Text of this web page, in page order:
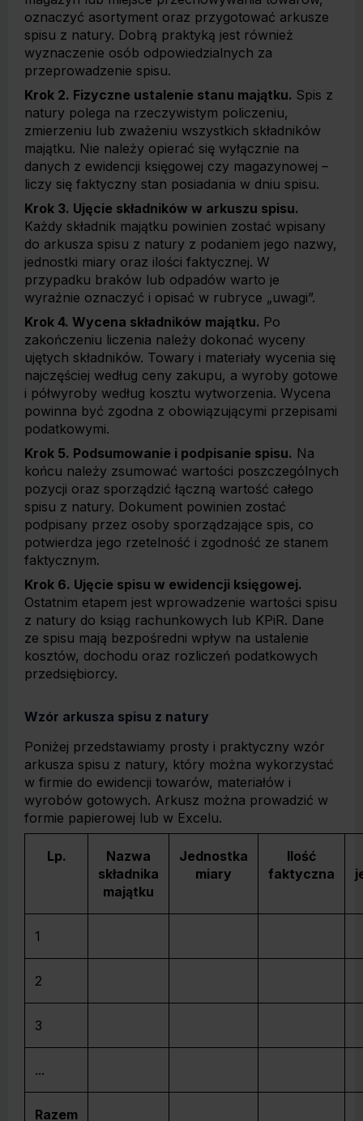
oznaczyć asortyment oraz przygotować arkusze
spisu z natury. Dobrą praktyką jest również
wyznaczenie osób odpowiedzialnych za
przeprowadzenie spisu.
Krok 2. Fizyczne ustalenie stanu majątku. Spis z
natury polega na rzeczywistym policzeniu,
zmierzeniu lub zważeniu wszystkich składników
majątku. Nie należy opierać się wyłącznie na
danych z ewidencji księgowej czy magazynowej –
liczy się faktyczny stan posiadania w dniu spisu.
Krok 3. Ujęcie składników w arkuszu spisu.
Każdy składnik majątku powinien zostać wpisany
do arkusza spisu z natury z podaniem jego nazwy,
jednostki miary oraz ilości faktycznej. W
przypadku braków lub odpadów warto je
wyraźnie oznaczyć i opisać w rubryce „uwagi”.
Krok 4. Wycena składników majątku. Po
zakończeniu liczenia należy dokonać wyceny
ujętych składników. Towary i materiały wycenia się
najczęściej według ceny zakupu, a wyroby gotowe
i półwyroby według kosztu wytworzenia. Wycena
powinna być zgodna z obowiązującymi przepisami
podatkowymi.
Krok 5. Podsumowanie i podpisanie spisu. Na
końcu należy zsumować wartości poszczególnych
pozycji oraz sporządzić łączną wartość całego
spisu z natury. Dokument powinien zostać
podpisany przez osoby sporządzające spis, co
potwierdza jego rzetelność i zgodność ze stanem
faktycznym.
Krok 6. Ujęcie spisu w ewidencji księgowej.
Ostatnim etapem jest wprowadzenie wartości spisu
z natury do ksiąg rachunkowych lub KPiR. Dane
ze spisu mają bezpośredni wpływ na ustalenie
kosztów, dochodu oraz rozliczeń podatkowych
przedsiębiorcy.
Wzór arkusza spisu z natury
Poniżej przedstawiamy prosty i praktyczny wzór
arkusza spisu z natury, który można wykorzystać
w firmie do ewidencji towarów, materiałów i
wyrobów gotowych. Arkusz można prowadzić w
formie papierowej lub w Excelu.
Lp.
Nazwa
składnika
majątku
Jednostka
miary
Ilość
faktyczna
1
2
3
...
Razem